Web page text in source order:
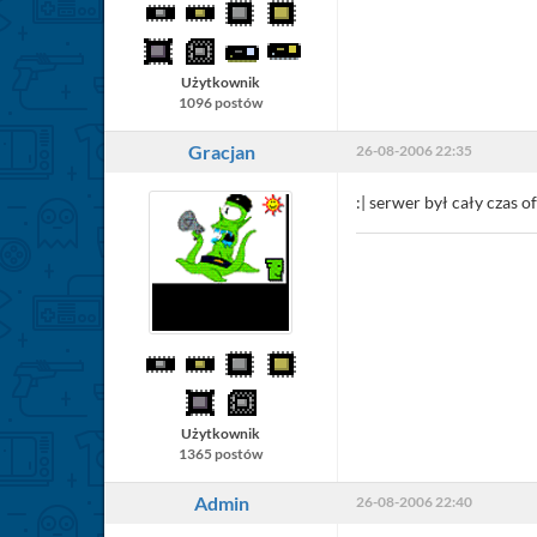
Użytkownik
1096 postów
Gracjan 26-08-2006 22:35
Użytkownik
1365 postów
:| serwer był cały czas
Admin 26-08-2006 22:40